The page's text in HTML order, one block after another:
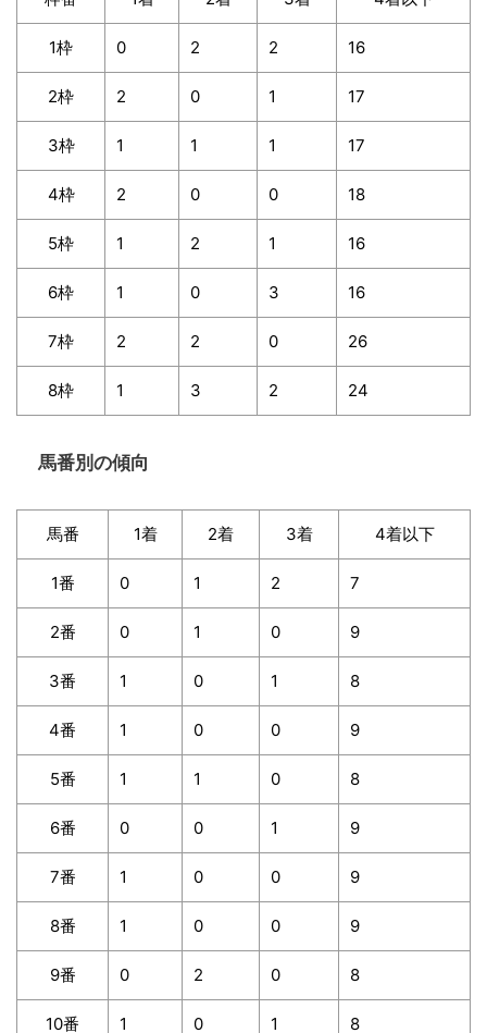
1枠 0 2 2 16
2枠 2 0 1 17
3枠 1 1 1 17
4枠 2 0 0 18
5枠 1 2 1 16
6枠 1 0 3 16
7枠 2 2 0 26
8枠 1 3 2 24
馬番別の傾向
馬番 1着 2着 3着 4着以下
1番 0 1 2 7
2番 0 1 0 9
3番 1 0 1 8
4番 1 0 0 9
5番 1 1 0 8
6番 0 0 1 9
7番 1 0 0 9
8番 1 0 0 9
9番 0 2 0 8
10番 1 0 1 8